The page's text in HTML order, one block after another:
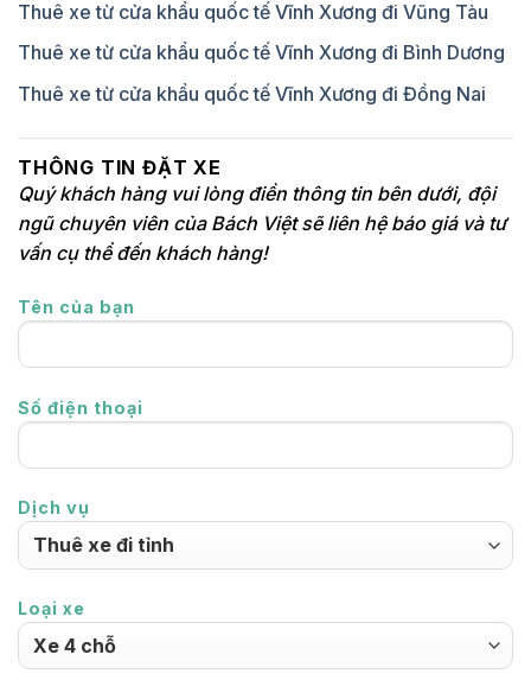
Thuê xe từ cửa khẩu quốc tế Vĩnh Xương đi Vũng Tàu
Thuê xe từ cửa khẩu quốc tế Vĩnh Xương đi Bình Dương
Thuê xe từ cửa khẩu quốc tế Vĩnh Xương đi Đồng Nai
THÔNG TIN ĐẶT XE
Quý khách hàng vui lòng điền thông tin bên dưới, đội
ngũ chuyên viên của Bách Việt sẽ liên hệ báo giá và tư
vấn cụ thể đến khách hàng!
Tên của bạn
Số điện thoại
Dịch vụ
Loại xe